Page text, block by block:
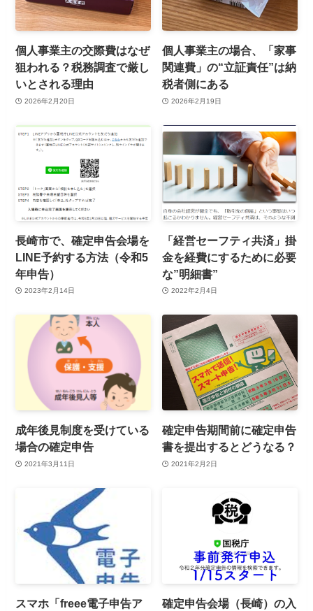
個人事業主の交際費はなぜ
狙われる？税務調査で厳し
いとされる理由
2026年2月20日
個人事業主の場合、「家事
関連費」の“立証責任”は納
税者側にある
2026年2月19日
長崎市で、確定申告会場を
LINE予約する方法（令和5
年申告）
2023年2月14日
「経営セーフティ共済」掛
金を経費にするために必要
な”明細書”
2022年2月4日
成年後見制度を受けている
場合の確定申告
2021年3月11日
確定申告期間前に確定申告
書を提出するとどうなる？
2021年2月2日
スマホ「freee電子申告ア
確定申告会場（長崎）の入